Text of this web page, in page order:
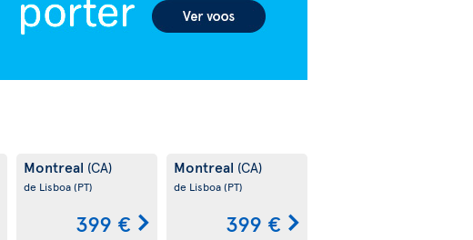
Montreal (CA)
de Lisboa(PT)
399 €
Montreal (CA)
de Lisboa(PT)
399 €